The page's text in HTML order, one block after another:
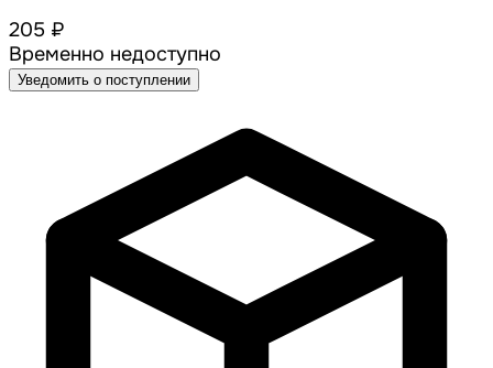
205 ₽
Временно недоступно
Уведомить о поступлении